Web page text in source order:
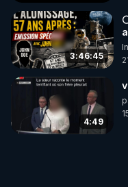
3:46:45
4:49